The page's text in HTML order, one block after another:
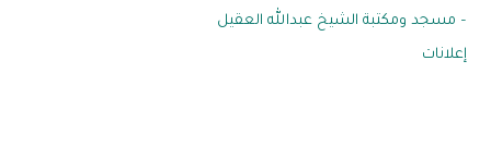
– مسجد ومكتبة الشيخ عبدالله العقيل
إعلانات